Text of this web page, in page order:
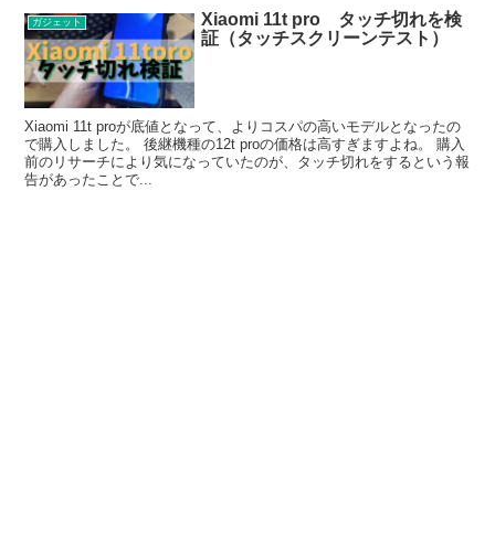
ガジェット
Xiaomi 11t pro タッチ切れを検
証（タッチスクリーンテスト）
Xiaomi 11t proが底値となって、よりコスパの高いモデルとなったの
で購入しました。 後継機種の12t proの価格は高すぎますよね。 購入
前のリサーチにより気になっていたのが、タッチ切れをするという報
告があったことで...